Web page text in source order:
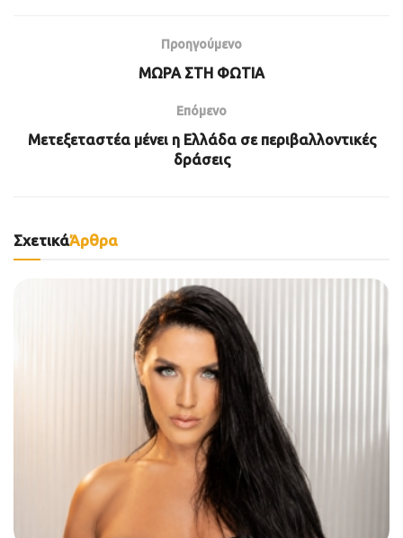
Προηγούμενο
ΜΩΡΑ ΣΤΗ ΦΩΤΙΑ
Επόμενο
Μετεξεταστέα μένει η Ελλάδα σε περιβαλλοντικές
δράσεις
ΣχετικάΆρθρα